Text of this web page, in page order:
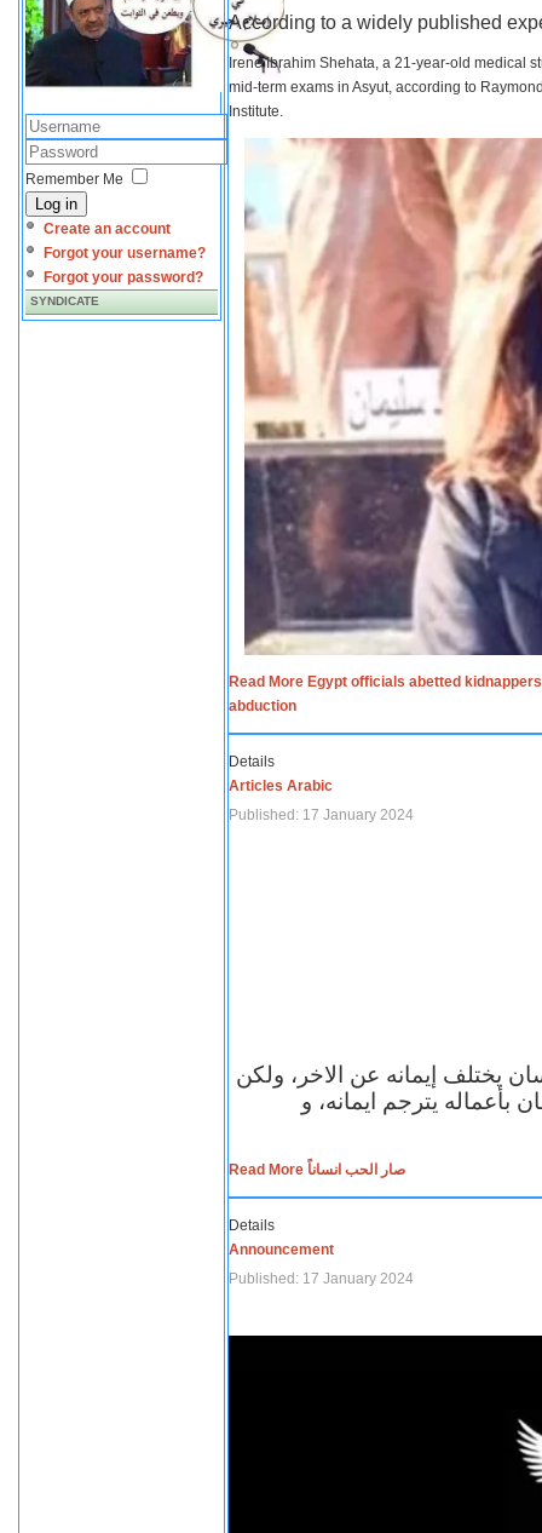
Remember Me
Log in
Create an account
Forgot your username?
Forgot your password?
SYNDICATE
According to a widely published
Irene Ibrahim Shehata, a 21-year-old medical
mid-term exams in Asyut, according to
Institute.
Read More Egypt officials abetted
abduction
Details
Articles Arabic
Published: 17 January 2024
يختلف إيمانه عن الاخر، ولكن
بأعماله يترجم ايمانه، و
Read More صار الحب انساناً
Details
Announcement
Published: 17 January 2024